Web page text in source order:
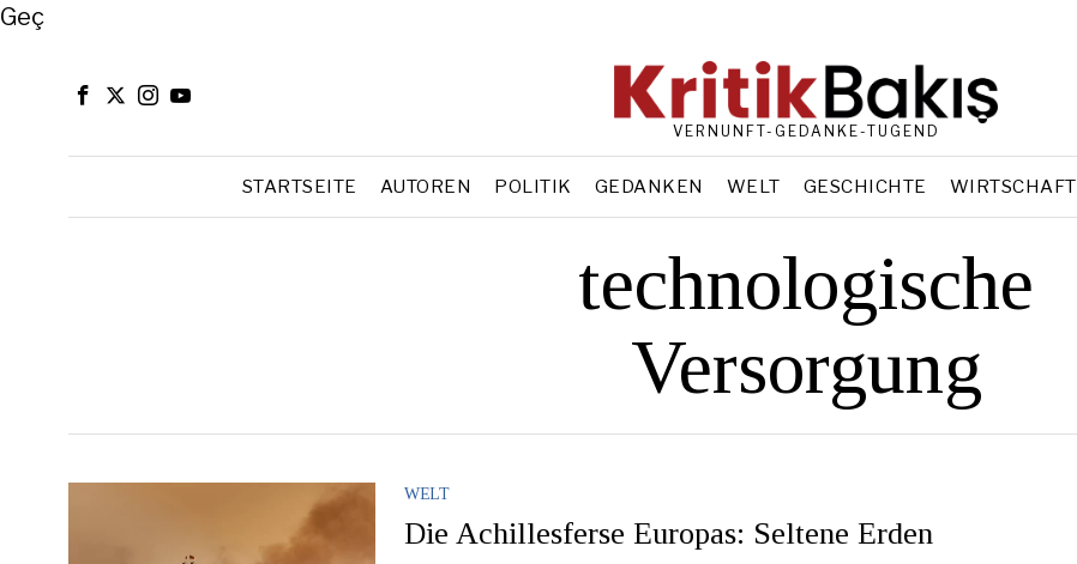
Close
Geç
VERNUNFT-GEDANKE-TUGEND
STARTSEITE AUTOREN POLITIK GEDANKEN WELT GESCHICHTE WIRTSCHAFT
technologische
Versorgung
WELT
Die Achillesferse Europas: Seltene Erden